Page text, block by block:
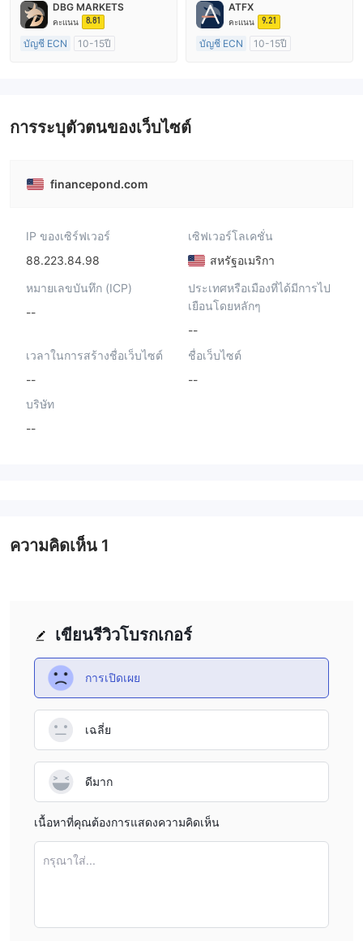
ใบอนุญาต MT4 แบบเต็ม
การวิจัยตนเอง
DBG MARKETS
คะแนน 8.81
บัญชี ECN
10-15ปี
ATFX
คะแนน 9.21
บัญชี ECN
10-15ปี
การระบุตัวตนของเว็บไซต์
financepond.com
IP ของเซิร์ฟเวอร์
88.223.84.98
เซิฟเวอร์โลเคชั่น
สหรัฐอเมริกา
หมายเลขบันทึก (ICP)
--
ประเทศหรือเมืองที่ได้มีการไป
เยือนโดยหลักๆ
--
เวลาในการสร้างชื่อเว็บไซต์
--
ชื่อเว็บไซต์
--
บริษัท
--
เขียนรีวิวโบรกเกอร์
การเปิดเผย
เฉลี่ย
ดีมาก
เนื้อหาที่คุณต้องการแสดงความคิดเห็น
กรุณาใส่...
ความคิดเห็น 1